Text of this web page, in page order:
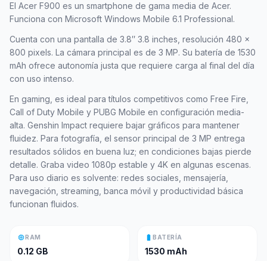
El Acer F900 es un smartphone de gama media de Acer.
Funciona con Microsoft Windows Mobile 6.1 Professional.
Cuenta con una pantalla de 3.8″ 3.8 inches, resolución 480 x
800 pixels. La cámara principal es de 3 MP. Su batería de 1530
mAh ofrece autonomía justa que requiere carga al final del día
con uso intenso.
En gaming, es ideal para títulos competitivos como Free Fire,
Call of Duty Mobile y PUBG Mobile en configuración media-
alta. Genshin Impact requiere bajar gráficos para mantener
fluidez. Para fotografía, el sensor principal de 3 MP entrega
resultados sólidos en buena luz; en condiciones bajas pierde
detalle. Graba video 1080p estable y 4K en algunas escenas.
Para uso diario es solvente: redes sociales, mensajería,
navegación, streaming, banca móvil y productividad básica
funcionan fluidos.
memoryRAM
0.12 GB
battery_full BATERÍA
1530 mAh